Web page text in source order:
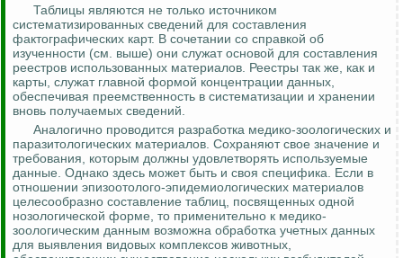
Таблицы являются не только источником
систематизированных сведений для составления
фактографических карт. В сочетании со справкой об
изученности (см. выше) они служат основой для составления
реестров использованных материалов. Реестры так же, как и
карты, служат главной формой концентрации данных,
обеспечивая преемственность в систематизации и хранении
вновь получаемых сведений.
Аналогично проводится разработка медико-зоологических и
паразитологических материалов. Сохраняют свое значение и
требования, которым должны удовлетворять используемые
данные. Однако здесь может быть и своя специфика. Если в
отношении эпизоотолого-эпидемиологических материалов
целесообразно составление таблиц, посвященных одной
нозологической форме, то применительно к медико-
зоологическим данным возможна обработка учетных данных
для выявления видовых комплексов животных,